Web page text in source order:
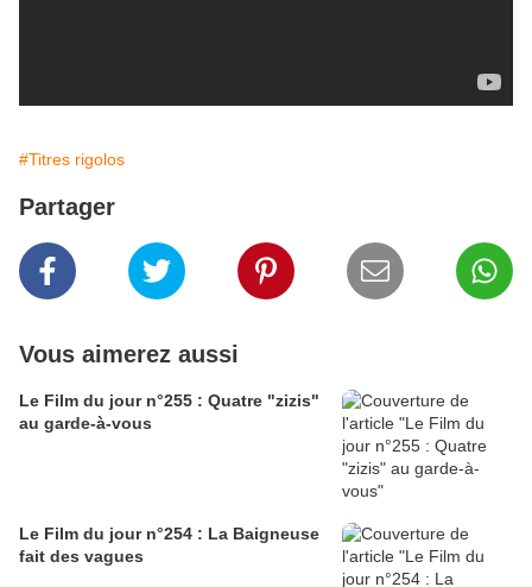
#Titres rigolos
Partager
Vous aimerez aussi
Le Film du jour n°255 : Quatre "zizis"
au garde-à-vous
Le Film du jour n°254 : La Baigneuse
fait des vagues